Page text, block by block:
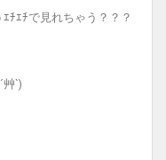
ﾁｴﾁで見れちゃう？？？
艸`)